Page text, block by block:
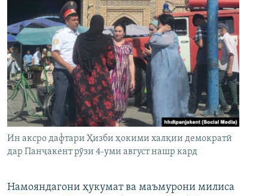
Ин аксро дафтари Ҳизби ҳокими халқии демократӣ
дар Панҷакент рӯзи 4-уми август нашр кард
Намояндагони ҳукумат ва маъмурони милиса